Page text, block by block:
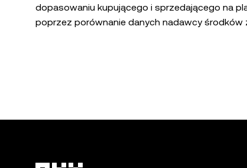
dopasowaniu kupującego i sprzedającego na
poprzez porównanie danych nadawcy środków z danymi właściciela